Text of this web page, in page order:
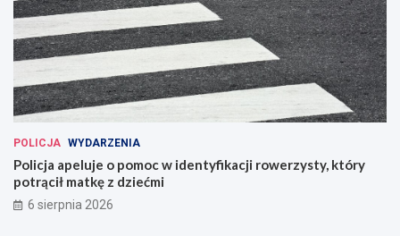
POLICJA WYDARZENIA
Policja apeluje o pomoc w identyfikacji rowerzysty, który
potrącił matkę z dziećmi
6 sierpnia 2026